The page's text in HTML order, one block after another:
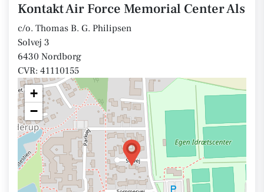
Kontakt Air Force Memorial Center Als
c/o. Thomas B. G. Philipsen
Solvej 3
6430 Nordborg
CVR: 41110155
+
−